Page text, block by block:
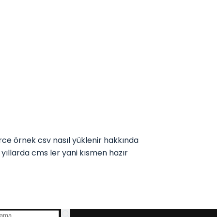
örnek csv nasıl yüklenir hakkında
cms ler yani kısmen hazır